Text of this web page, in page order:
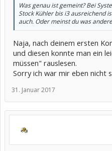
Was genau ist gemeint? Bei
Stock Kühler bis i3 ausreichend
auch. Oder meinst du was
Naja, nach deinem ersten
und diesen konnte man ein
müssen" rauslesen.
Sorry ich war mir eben nicht
31. Januar 2017